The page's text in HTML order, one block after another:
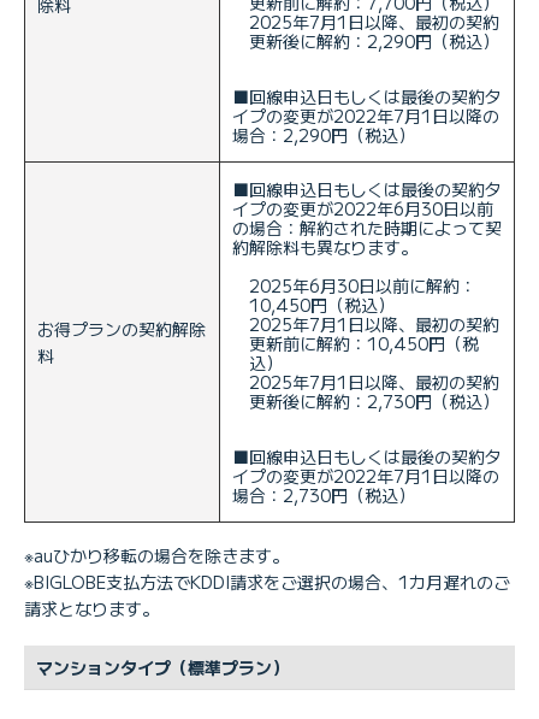
2025年7月1日以降、最初の契約
更新後に解約：2,290円（税込）
■回線申込日もしくは最後の契約タ
イプの変更が2022年7月1日以降の
場合：2,290円（税込）
お得プランの契約解除
料
■回線申込日もしくは最後の契約タ
イプの変更が2022年6月30日以前
の場合：解約された時期によって契
約解除料も異なります。
2025年6月30日以前に解約：
10,450円（税込）
2025年7月1日以降、最初の契約
更新前に解約：10,450円（税
込）
2025年7月1日以降、最初の契約
更新後に解約：2,730円（税込）
■回線申込日もしくは最後の契約タ
イプの変更が2022年7月1日以降の
場合：2,730円（税込）
※auひかり移転の場合を除きます。
※BIGLOBE支払方法でKDDI請求をご選択の場合、1カ月遅れのご
請求となります。
マンションタイプ（標準プラン）